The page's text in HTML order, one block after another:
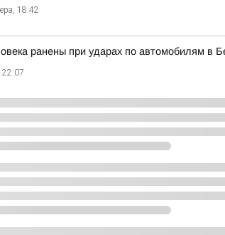
18:42
ранены при ударах по автомобилям в
22:07